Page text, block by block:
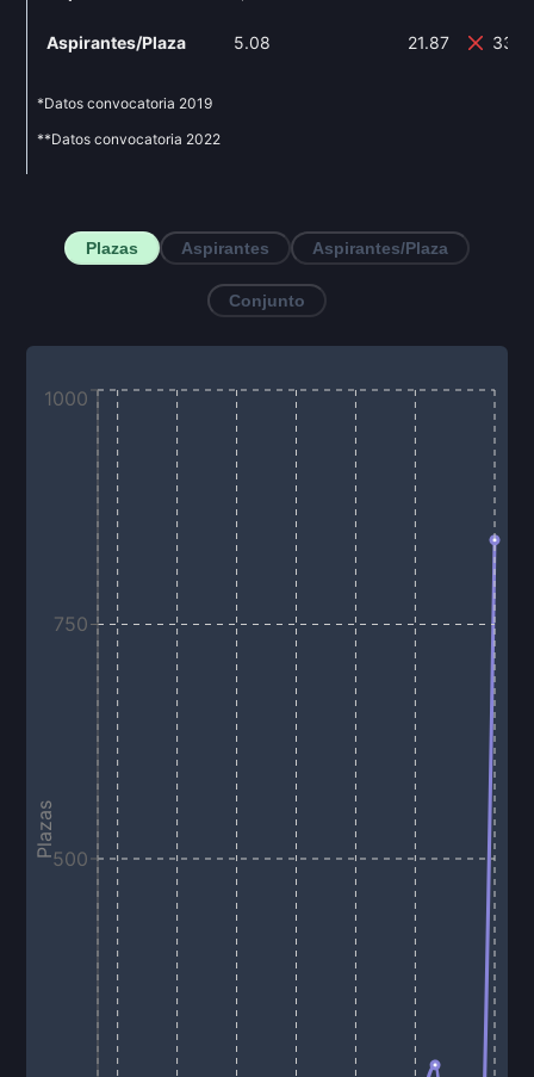
Aspirantes/Plaza 5.08 21.87
*Datos convocatoria 2019
**Datos convocatoria 2022
Plazas Aspirantes Aspirantes/Plaza
Conjunto
500
750
1000
Plazas